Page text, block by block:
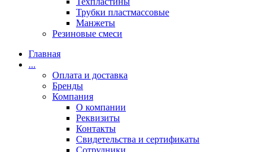
Трубки пластмассовые
Манжеты
Резиновые смеси
Главная
...
Оплата и доставка
Бренды
Компания
О компании
Реквизиты
Контакты
Свидетельства и сертификаты
Сотрудники